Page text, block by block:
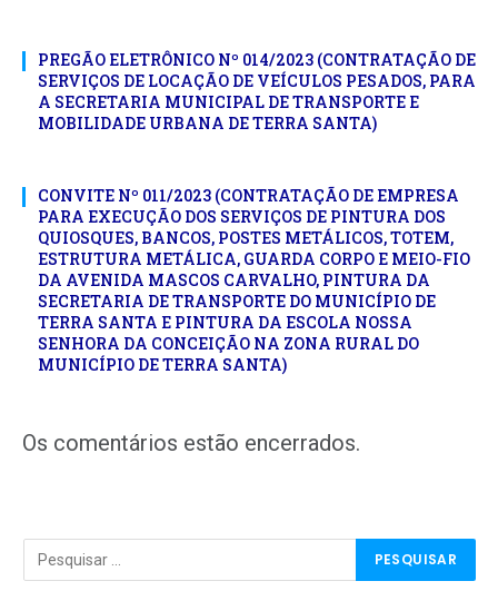
PREGÃO ELETRÔNICO Nº 014/2023 (CONTRATAÇÃO DE
SERVIÇOS DE LOCAÇÃO DE VEÍCULOS PESADOS, PARA
A SECRETARIA MUNICIPAL DE TRANSPORTE E
MOBILIDADE URBANA DE TERRA SANTA)
CONVITE Nº 011/2023 (CONTRATAÇÃO DE EMPRESA
PARA EXECUÇÃO DOS SERVIÇOS DE PINTURA DOS
QUIOSQUES, BANCOS, POSTES METÁLICOS, TOTEM,
ESTRUTURA METÁLICA, GUARDA CORPO E MEIO-FIO
DA AVENIDA MASCOS CARVALHO, PINTURA DA
SECRETARIA DE TRANSPORTE DO MUNICÍPIO DE
TERRA SANTA E PINTURA DA ESCOLA NOSSA
SENHORA DA CONCEIÇÃO NA ZONA RURAL DO
MUNICÍPIO DE TERRA SANTA)
Os comentários estão encerrados.